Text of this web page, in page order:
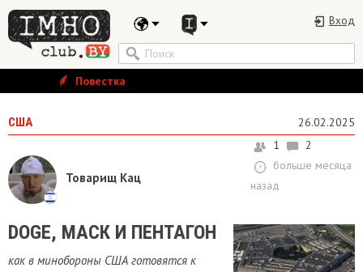
Вход
Повестка
США 26.02.2025
Товарищ Кац
1
2
больше месяца
назад
​DOGE, МАСК И ПЕНТАГОН
как в минобороны США готовятся к